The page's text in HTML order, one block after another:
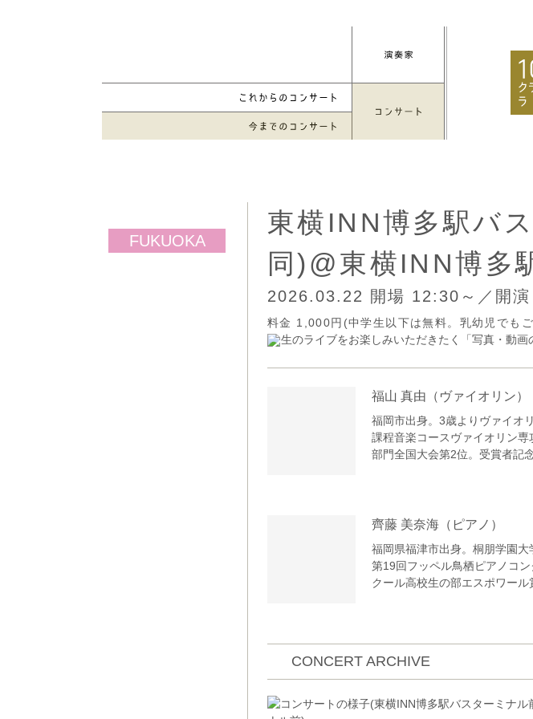
東横INN博多駅バ
同)@東横INN博多
2026.03.22 開場 12:30～／開
料金 1,000円(中学生以下は無料。乳幼児でも
生のライブをお楽しみいただきたく「写真・動画
福山 真由 （ヴァイオリン）
福岡市出身。3歳よりヴァイオ
課程音楽コースヴァイオリン
部門全国大会第2位。受賞者記
楽団とメンデルスゾーンのヴ
て佐藤陽子氏に師事。現在、福
内合奏団団員。
齊藤 美奈海 （ピアノ）
福岡県福津市出身。桐朋学園大
第19回フッペル鳥栖ピアノコ
クール高校生の部エスポワー
全国大会奨励賞を受賞。第19
これまでにピアノを佐野美奈子
ピアノを竹内啓子、若林顕、
現在は地元福岡にて演奏活動
CONCERT ARCHIVE